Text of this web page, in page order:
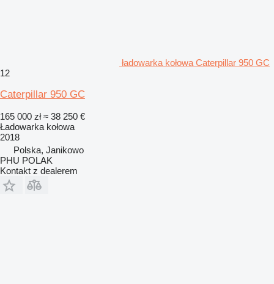
ładowarka kołowa Caterpillar 950 GC
12
Caterpillar 950 GC
165 000 zł ≈ 38 250 €
Ładowarka kołowa
2018
Polska, Janikowo
PHU POLAK
Kontakt z dealerem